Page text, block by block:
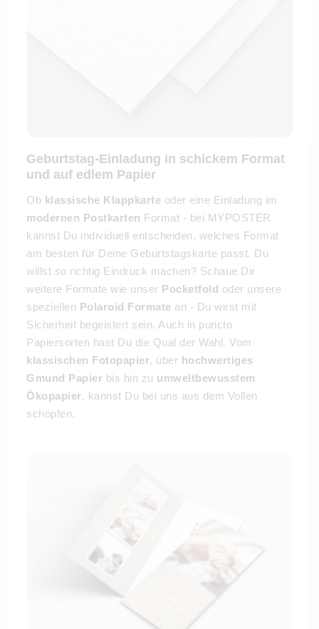
Geburtstag-Einladung in schickem Format
und auf edlem Papier
Ob klassische Klappkarte oder eine Einladung im
modernen Postkarten Format - bei MYPOSTER
kannst Du individuell entscheiden, welches Format
am besten für Deine Geburtstagskarte passt. Du
willst so richtig Eindruck machen? Schaue Dir
weitere Formate wie unser Pocketfold oder unsere
speziellen Polaroid Formate an - Du wirst mit
Sicherheit begeistert sein. Auch in puncto
Papiersorten hast Du die Qual der Wahl. Vom
klassischen Fotopapier, über hochwertiges
Gmund Papier bis hin zu umweltbewusstem
Ökopapier, kannst Du bei uns aus dem Vollen
schöpfen.